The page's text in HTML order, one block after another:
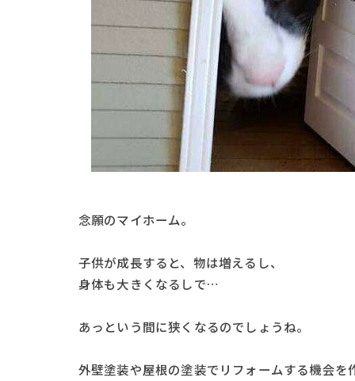
念願のマイホーム。
子供が成長すると、物は増えるし、
身体も大きくなるしで…
あっという間に狭くなるのでしょうね。
外壁塗装や屋根の塗装でリフォームする機会